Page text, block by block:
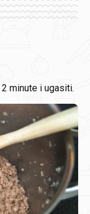
minute i ugasiti.